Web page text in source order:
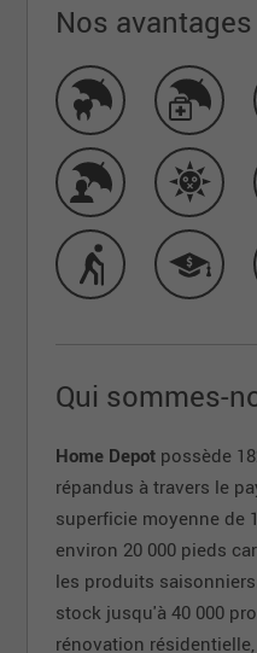
Nos avantages
Qui sommes-
Home Depot possède
répandus à travers le
superficie moyenne de
environ 20 000 pieds
les produits
stock jusqu'à 40 000
rénovation